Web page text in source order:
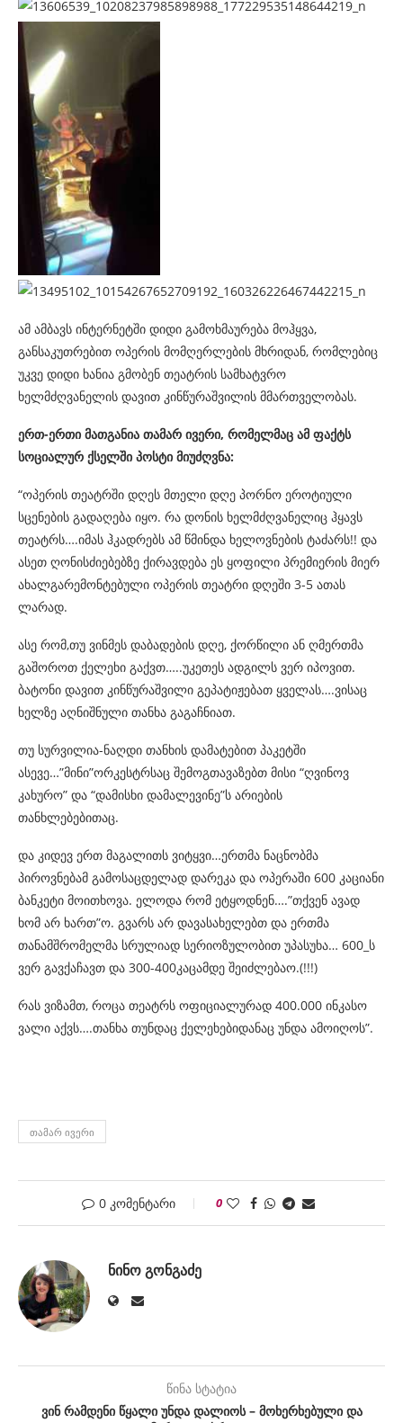
ამ ამბავს ინტერნეტში დიდი გამოხმაურება მოჰყვა,
განსაკუთრებით ოპერის მომღერლების მხრიდან, რომლებიც
უკვე დიდი ხანია გმობენ თეატრის სამხატვრო
ხელმძღვანელის დავით კინწურაშვილის მმართველობას.
ერთ-ერთი მათგანია თამარ ივერი, რომელმაც ამ ფაქტს
სოციალურ ქსელში პოსტი მიუძღვნა:
“ოპერის თეატრში დღეს მთელი დღე პორნო ეროტიული
სცენების გადაღება იყო. რა დონის ხელმძღვანელიც ჰყავს
თეატრს….იმას ჰკადრებს ამ წმინდა ხელოვნების ტაძარს!! და
ასეთ ღონისძიებებზე ქირავდება ეს ყოფილი პრემიერის მიერ
ახალგარემონტებული ოპერის თეატრი დღეში 3-5 ათას
ლარად.
ასე რომ,თუ ვინმეს დაბადების დღე, ქორწილი ან ღმერთმა
გაშოროთ ქელეხი გაქვთ…..უკეთეს ადგილს ვერ იპოვით.
ბატონი დავით კინწურაშვილი გეპატიჟებათ ყველას….ვისაც
ხელზე აღნიშნული თანხა გაგაჩნიათ.
თუ სურვილია-ნაღდი თანხის დამატებით პაკეტში
ასევე…”მინი”ორკესტრსაც შემოგთავაზებთ მისი “ღვინოვ
კახურო” და “დამისხი დამალევინე”ს არიების
თანხლებებითაც.
და კიდევ ერთ მაგალითს ვიტყვი…ერთმა ნაცნობმა
პიროვნებამ გამოსაცდელად დარეკა და ოპერაში 600 კაციანი
ბანკეტი მოითხოვა. ელოდა რომ ეტყოდნენ….”თქვენ ავად
ხომ არ ხართ”ო. გვარს არ დავასახელებთ და ერთმა
თანამშრომელმა სრულიად სერიოზულობით უპასუხა… 600_ს
ვერ გავქაჩავთ და 300-400კაცამდე შეიძლებაო.(!!!)
რას ვიზამთ, როცა თეატრს ოფიციალურად 400.000 ინკასო
ვალი აქვს….თანხა თუნდაც ქელეხებიდანაც უნდა ამოიღოს”.
ᲗᲐᲛᲐᲠ ᲘᲕᲔᲠᲘ
0 კომენტარი 0
ᲜᲘᲜᲝ ᲒᲝᲜᲒᲐᲫᲔ
წინა სტატია
ვინ რამდენი წყალი უნდა დალიოს – მოხერხებული და